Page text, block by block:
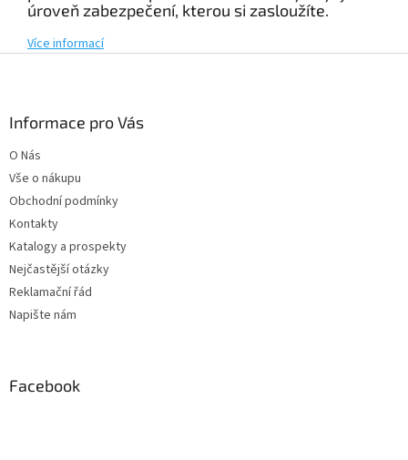
úroveň zabezpečení, kterou si zasloužíte.
Více informací
Informace pro Vás
O Nás
Vše o nákupu
Obchodní podmínky
Kontakty
Katalogy a prospekty
Nejčastější otázky
Reklamační řád
Napište nám
Facebook